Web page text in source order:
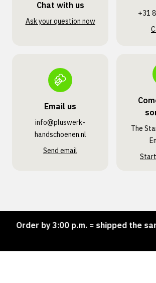
Chat with us
Ask your question now
+31
Email us
info@pluswerk­
handschoenen.nl
Send email
The
Order by 3:00 p.m. = shipped the same